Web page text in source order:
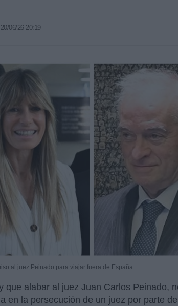
20/06/26 20:19
al juez Peinado para viajar fuera de España
que alabar al juez Juan Carlos Peinado,
en la persecución de un juez por parte